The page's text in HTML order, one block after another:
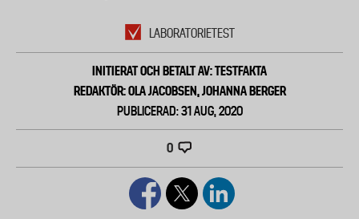
LABORATORIETEST
INITIERAT OCH BETALT AV: TESTFAKTA
REDAKTÖR: OLA JACOBSEN, JOHANNA BERGER
PUBLICERAD: 31 AUG, 2020
0